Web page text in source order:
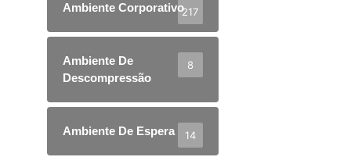
Ambiente Corporativo217
Ambiente De
Descompressão
8
Ambiente De Espera 14